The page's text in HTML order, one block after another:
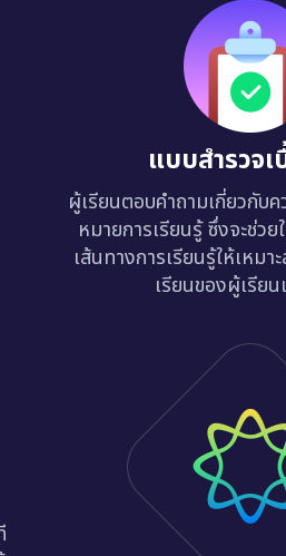
แบบสำรวจ
ผู้เรียนตอบคำถามเกี่ยวกับค
หมายการเรียนรู้ ซึ่งจะช่ว
เส้นทางการเรียนรู้ให้เหมา
เรียนของผู้เรีย